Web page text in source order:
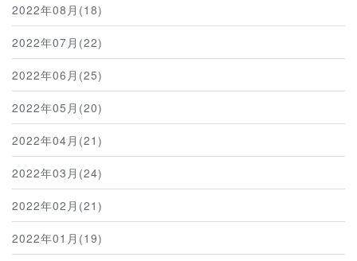
2022年08月(18)
2022年07月(22)
2022年06月(25)
2022年05月(20)
2022年04月(21)
2022年03月(24)
2022年02月(21)
2022年01月(19)